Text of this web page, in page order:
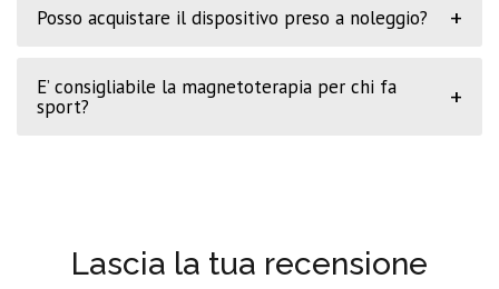
Posso acquistare il dispositivo preso a noleggio? +
E’ consigliabile la magnetoterapia per chi fa
sport?
+
Lascia la tua recensione